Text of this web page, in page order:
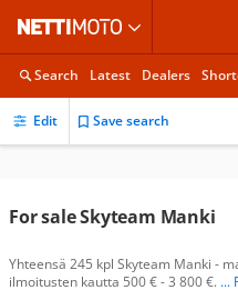
Search Latest Dealers
Edit Save search
For sale Skyteam Manki
Yhteensä 245 kpl Skyteam Manki -
ilmoitusten kautta 500 € - 3 800 €. ...